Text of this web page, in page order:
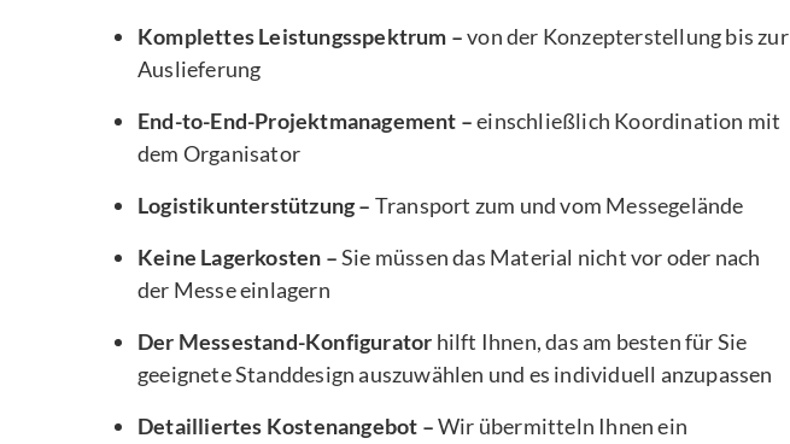
Komplettes Leistungsspektrum –von der Konzepterstellung bis zur
Auslieferung
End-to-End-Projektmanagement –einschließlich Koordination mit
dem Organisator
Logistikunterstützung – Transport zum und vom Messegelände
Keine Lagerkosten –Sie müssen das Material nicht vor oder nach
der Messe einlagern
Der Messestand-Konfigurator hilft Ihnen, das am besten für Sie
geeignete Standdesign auszuwählen und es individuell anzupassen
Detailliertes Kostenangebot –Wir übermitteln Ihnen ein